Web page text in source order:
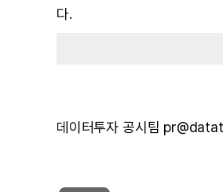
다.
데이터투자 공시팀